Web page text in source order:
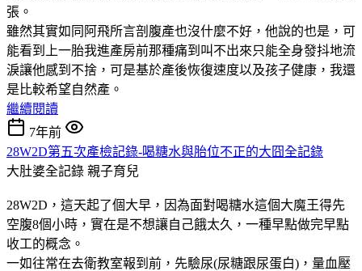
張。
雖然其實如同阿飛所言剖腹產也沒什麼不好，他說的也是，可
能看到上一胎我進產房前那種痛到叫不出來只能全身發抖地流
淚讓他感到不捨，可是基於產後恢復速度以及孩子健康，我還
是比較希望自然產。
繼續閱讀
7年前
28W2D第五次產檢記錄-喝糖水與胎位不正的大囧全記錄
大肚婆全記錄 親子育兒
28W2D，這天起了個大早，因為面對喝糖水這個大魔王得先
空腹8個小時，實在是不想讓自己餓太久，一種早點做完早點
收工的概念。
一如往常在去衛教室報到前，先驗尿(尿糖跟尿蛋白)，量血壓